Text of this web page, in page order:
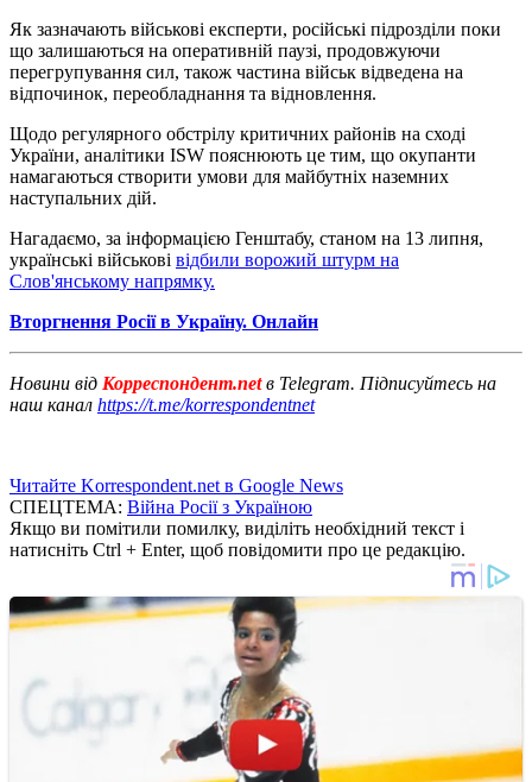
Як зазначають військові експерти, російські підрозділи поки
що залишаються на оперативній паузі, продовжуючи
перегрупування сил, також частина військ відведена на
відпочинок, переобладнання та відновлення.
Щодо регулярного обстрілу критичних районів на сході
України, аналітики ISW пояснюють це тим, що окупанти
намагаються створити умови для майбутніх наземних
наступальних дій.
Нагадаємо, за інформацією Генштабу, станом на 13 липня,
українські військові відбили ворожий штурм на
Слов'янському напрямку.
Вторгнення Росії в Україну. Онлайн
Новини від Корреспондент.netв Telegram. Підписуйтесь на
наш канал https://t.me/korrespondentnet
Читайте Korrespondent.net в Google News
СПЕЦТЕМА: Війна Росії з Україною
Якщо ви помітили помилку, виділіть необхідний текст і
натисніть Ctrl + Enter, щоб повідомити про це редакцію.